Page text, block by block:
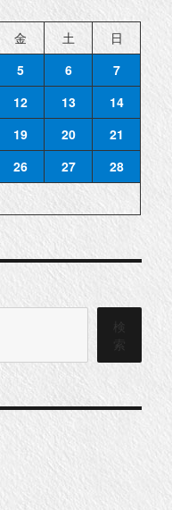
金 土
日
5 6
7
12 13
14
19 20
21
26 27
28
検
索